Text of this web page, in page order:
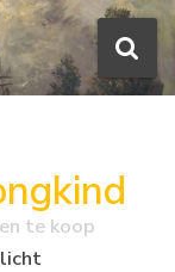
te koop